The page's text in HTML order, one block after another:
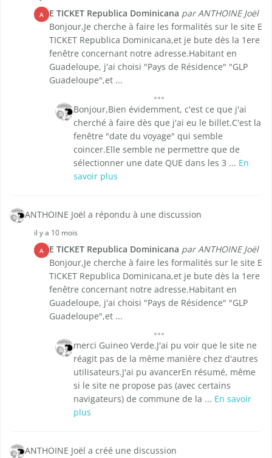
A E TICKET Republica Dominicana par ANTHOINE Joël
Bonjour,Je cherche à faire les formalités sur le site E
TICKET Republica Dominicana,et je bute dès la 1ere
fenêtre concernant notre adresse.Habitant en
Guadeloupe, j'ai choisi "Pays de Résidence" "GLP
Guadeloupe",et ...
Bonjour,Bien évidemment, c'est ce que j'ai
cherché à faire dès que j'ai eu le billet.C'est la
fenêtre "date du voyage" qui semble
coincer.Elle semble ne permettre que de
sélectionner une date QUE dans les 3 ... En
savoir plus
ANTHOINE Joël a répondu à une discussion
il y a 10 mois
A E TICKET Republica Dominicana par ANTHOINE Joël
Bonjour,Je cherche à faire les formalités sur le site E
TICKET Republica Dominicana,et je bute dès la 1ere
fenêtre concernant notre adresse.Habitant en
Guadeloupe, j'ai choisi "Pays de Résidence" "GLP
Guadeloupe",et ...
merci Guineo Verde.J'ai pu voir que le site ne
réagit pas de la même manière chez d'autres
utilisateurs.J'ai pu avancerEn résumé, même
si le site ne propose pas (avec certains
navigateurs) de commune de la ... En savoir
plus
ANTHOINE Joël a créé une discussion